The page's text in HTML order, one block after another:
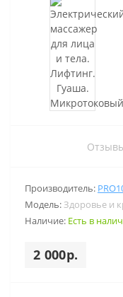
Производитель:
Модель: Здоровье и
Наличие: Есть в
2 000р.